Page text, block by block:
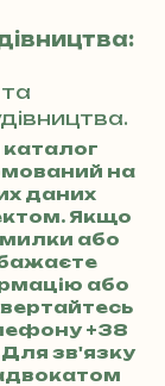
на
даних
Якщо
або
бажаєте
або
+38
Для зв'язку